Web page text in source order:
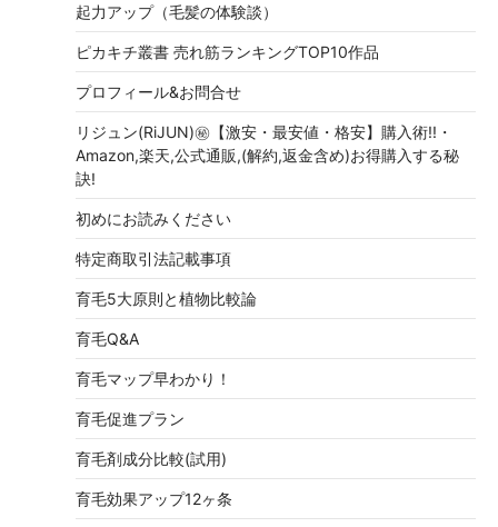
起力アップ（毛髪の体験談）
ピカキチ叢書 売れ筋ランキングTOP10作品
プロフィール&お問合せ
リジュン(RiJUN)㊙【激安・最安値・格安】購入術!!・
Amazon,楽天,公式通販,(解約,返金含め)お得購入する秘
訣!
初めにお読みください
特定商取引法記載事項
育毛5大原則と植物比較論
育毛Q&A
育毛マップ早わかり！
育毛促進プラン
育毛剤成分比較(試用)
育毛効果アップ12ヶ条